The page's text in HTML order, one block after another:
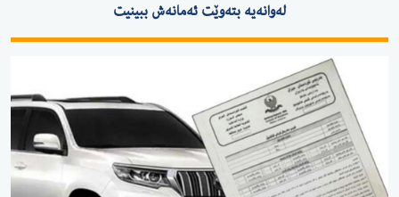
لەوانەیە بتەوێت ئەمانەش ببینیت